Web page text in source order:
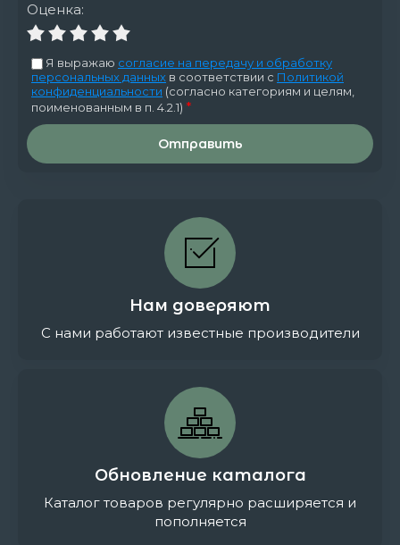
Оценка:
Я выражаю согласие на передачу и обработку
персональных данных в соответствии с Политикой
конфиденциальности (согласно категориям и целям,
поименованным в п. 4.2.1) *
Отправить
Нам доверяют
С нами работают известные производители
Обновление каталога
Каталог товаров регулярно расширяется и
пополняется